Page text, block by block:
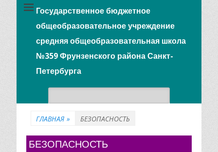
Государственное бюджетное
общеобразовательное учреждение
средняя общеобразовательная школа
№359 Фрунзенского района Санкт-
Петербурга
ГЛАВНАЯ » БЕЗОПАСНОСТЬ
БЕЗОПАСНОСТЬ